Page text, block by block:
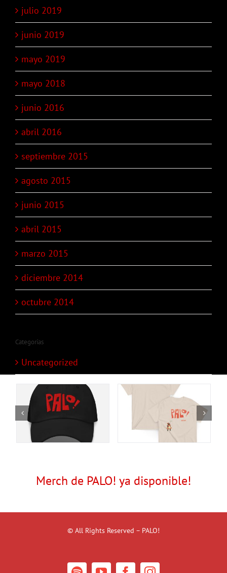
julio 2019
junio 2019
mayo 2019
mayo 2018
junio 2016
abril 2016
septiembre 2015
agosto 2015
junio 2015
abril 2015
marzo 2015
diciembre 2014
octubre 2014
Categorías
Uncategorized
Merch de PALO! ya disponible!
© All Rights Reserved – PALO!